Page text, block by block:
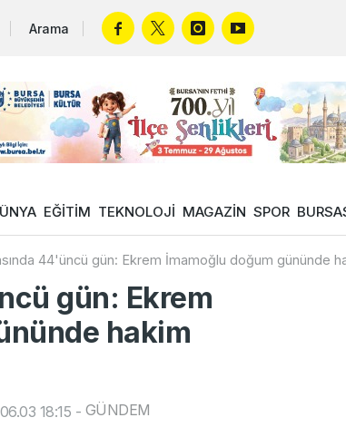
Arama
EĞİTİM TEKNOLOJİ MAGAZİN SPOR
44'üncü gün: Ekrem İmamoğlu doğum gününde
gün: Ekrem
hakim
18:15 - GÜNDEM